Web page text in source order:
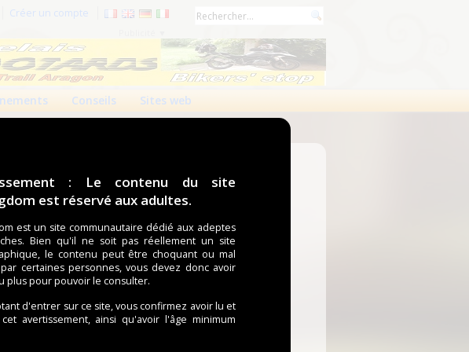
: Le contenu du site
est réservé aux adultes.
est un site communautaire dédié aux adeptes
Bien qu'il ne soit pas réellement un site
le contenu peut être choquant ou mal
certaines personnes, vous devez donc avoir
plus pour pouvoir le consulter.
d'entrer sur ce site, vous confirmez avoir lu et
avertissement, ainsi qu'avoir l'âge minimum
Créer un compte
Conseils Sites web